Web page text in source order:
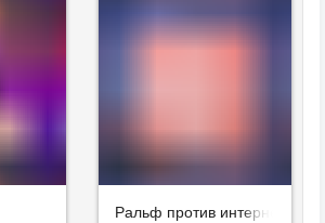
Ральф против интернета